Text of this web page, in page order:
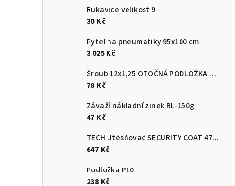
Rukavice velikost 9
30 Kč
Pytel na pneumatiky 95x100 cm
3 025 Kč
Šroub 12x1,25 OTOČNÁ PODLOŽKA ROVNÁ
78 Kč
Závaží nákladní zinek RL-150g
47 Kč
TECH Utěsňovač SECURITY COAT 470ml
647 Kč
Podložka P10
238 Kč